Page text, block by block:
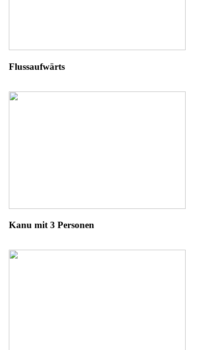
Flussaufwärts
Kanu mit 3 Personen